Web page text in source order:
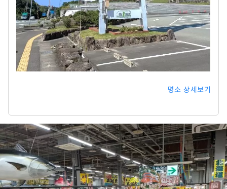
명소 상세보기